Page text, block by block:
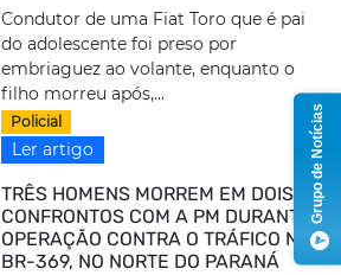
Condutor de uma Fiat Toro que é pai
do adolescente foi preso por
embriaguez ao volante, enquanto o
filho morreu após,...
Policial
Ler artigo
TRÊS HOMENS MORREM EM DOIS
CONFRONTOS COM A PM DURANTE
OPERAÇÃO CONTRA O TRÁFICO NA
BR-369, NO NORTE DO PARANÁ
Grupo de Notícias